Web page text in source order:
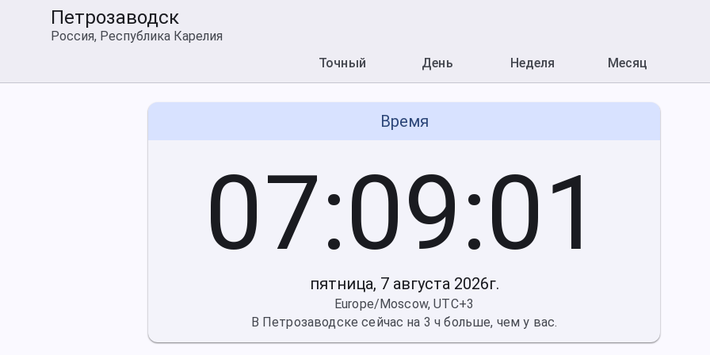
Петрозаводск
Россия, Республика Карелия
Точный
День Неделя Месяц
Время
07:09:02
пятница, 7 августа 2026г.
Europe/Moscow, UTC+3
В Петрозаводске сейчас на 3 ч больше, чем у вас.